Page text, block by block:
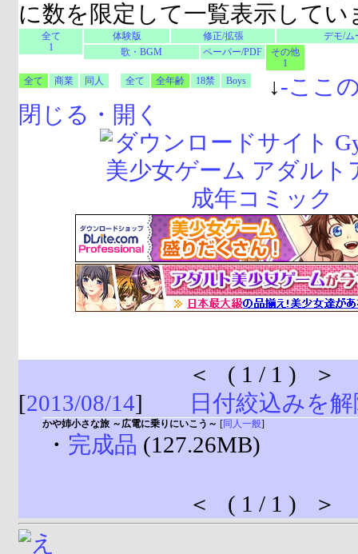
に数を限定して一覧表示してい
全て
1
体験版 修正/拡張
デモ/ム
歌・BGM
ペーパー/PDF
その他
1
全て
商業 同人 全て 全年齢 18禁 Boys ↓-ここ
閉じる・開く
＜ ( 1 / 1 ) ＞
[2013/08/14] 日付絞込みを
かや姉小さな旅 ～広電に乗りにいこう～ [同人一般]
・ 完成品 (127.26MB)
＜ ( 1 / 1 ) ＞